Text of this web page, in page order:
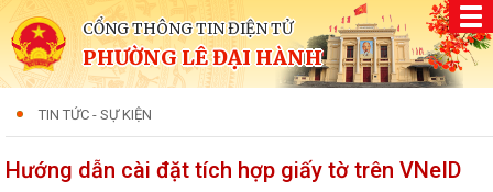
CỔNG THÔNG TIN ĐIỆN TỬ
PHƯỜNG LÊ ĐẠI HÀNH
TIN TỨC - SỰ KIỆN
Hướng dẫn cài đặt tích hợp giấy tờ trên VNeID